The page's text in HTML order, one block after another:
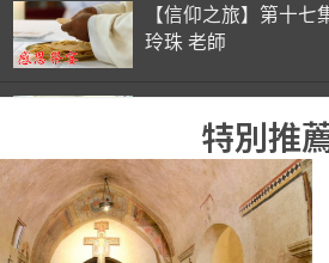
【信仰之旅】第十
玲珠 老師
錢玲珠 老師
【信仰之旅】第十五
玲珠 老師
特別推